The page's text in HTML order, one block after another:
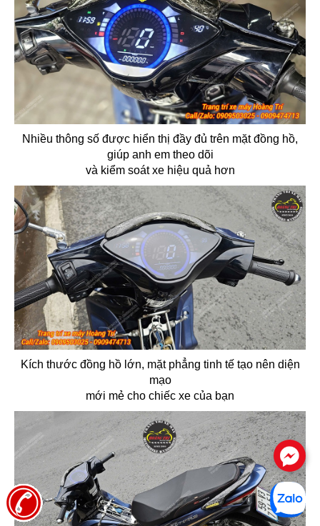
Nhiều thông số được hiển thị đầy đủ trên mặt đồng hồ,
giúp anh em theo dõi
và kiểm soát xe hiệu quả hơn
Kích thước đồng hồ lớn, mặt phẳng tinh tế tạo nên diện
mạo
mới mẻ cho chiếc xe của bạn
.